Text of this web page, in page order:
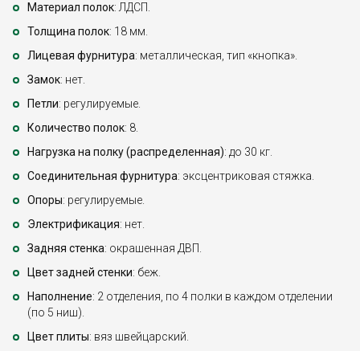
Материал полок: ЛДСП.
Толщина полок: 18 мм.
Лицевая фурнитура: металлическая, тип «кнопка».
Замок: нет.
Петли: регулируемые.
Количество полок: 8.
Нагрузка на полку (распределенная): до 30 кг.
Соединительная фурнитура: эксцентриковая стяжка.
Опоры: регулируемые.
Электрификация: нет.
Задняя стенка: окрашенная ДВП.
Цвет задней стенки: беж.
Наполнение: 2 отделения, по 4 полки в каждом отделении
(по 5 ниш).
Цвет плиты: вяз швейцарский.